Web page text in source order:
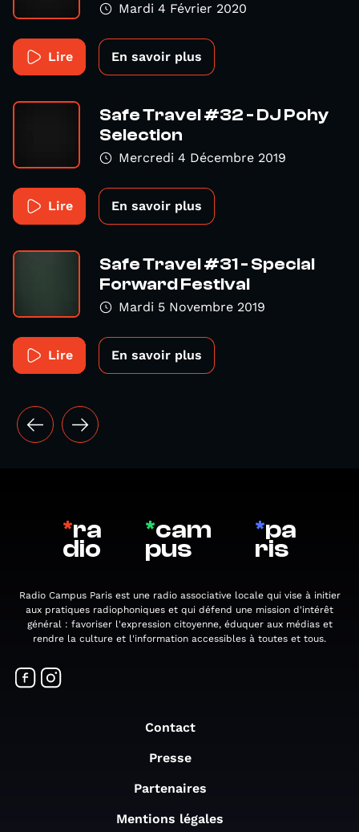
Mardi 4 Février 2020
Lire En savoir plus
Safe Travel #32 - DJ Pohy
Selection
Mercredi 4 Décembre 2019
Lire En savoir plus
Safe Travel #31 - Special
Forward Festival
Mardi 5 Novembre 2019
Lire En savoir plus
*ra
dio
*cam
pus
*pa
ris
Radio Campus Paris est une radio associative locale qui vise à initier
aux pratiques radiophoniques et qui défend une mission d'intérêt
général : favoriser l'expression citoyenne, éduquer aux médias et
rendre la culture et l'information accessibles à toutes et tous.
Contact
Presse
Partenaires
Mentions légales